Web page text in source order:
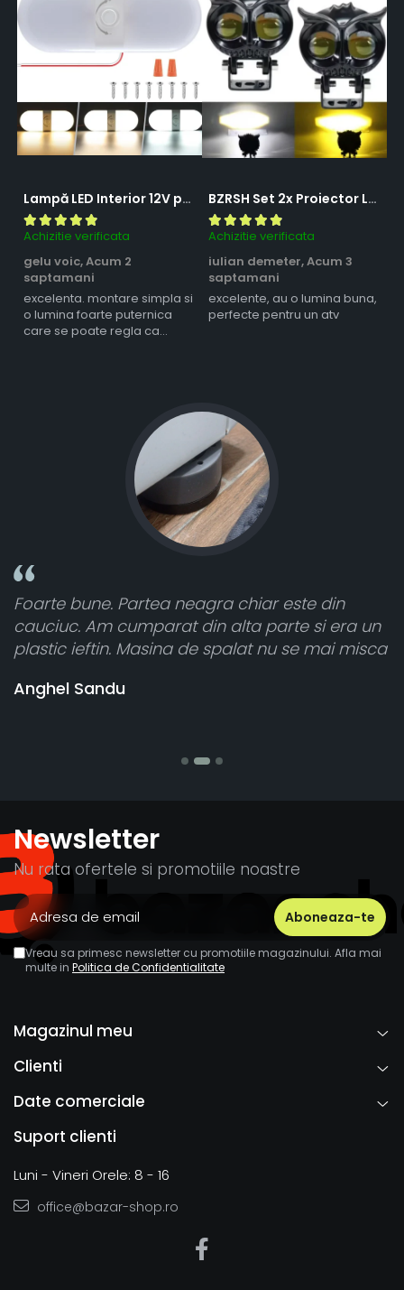
Lampă LED Interior 12V pentru Dubă, Camper și Rulotă - 180LED, 33 cm, 3 Temperaturii de Culoare, Intensitate Reglabilă, Iluminare Compartiment Marfă
Achizitie verificata
gelu voic,Acum 2
saptamani
excelenta. montare simpla si
o lumina foarte puternica
care se poate regla ca
BZRSH Set 2x Proiector LED Bufnita 50W Lupa 2 Faze Alb-Galben 12-24V Moto ATV
Achizitie verificata
iulian demeter,Acum 3
saptamani
excelente, au o lumina buna,
perfecte pentru un atv
Anghel Sandu
Foarte bune. Partea neagra chiar este din
cauciuc. Am cumparat din alta parte si era un
plastic ieftin. Masina de spalat nu se mai misca
Newsletter
Nu rata ofertele si promotiile noastre
Vreau sa primesc newsletter cu promotiile magazinului. Afla mai
multe in Politica de Confidentialitate
Magazinul meu
Clienti
Date comerciale
Suport clienti
Luni - Vineri Orele: 8 - 16
office@bazar-shop.ro